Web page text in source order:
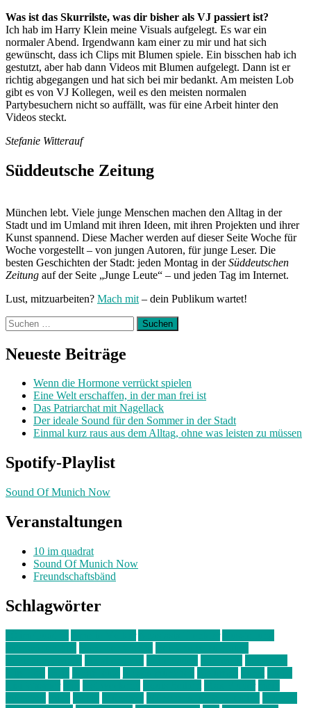
Was ist das Skurrilste, was dir bisher als VJ passiert ist?
Ich hab im Harry Klein meine Visuals aufgelegt. Es war ein
normaler Abend. Irgendwann kam einer zu mir und hat sich
gewünscht, dass ich Clips mit Blumen spiele. Ein bisschen hab ich
gestutzt, aber hab dann Videos mit Blumen aufgelegt. Dann ist er
richtig abgegangen und hat sich bei mir bedankt. Am meisten Lob
gibt es von VJ Kollegen, weil es den meisten normalen
Partybesuchern nicht so auffällt, was für eine Arbeit hinter den
Videos steckt.
Stefanie Witterauf
Süddeutsche Zeitung
München lebt. Viele junge Menschen machen den Alltag in der
Stadt und im Umland mit ihren Ideen, mit ihren Projekten und ihrer
Kunst spannend. Diese Macher werden auf dieser Seite Woche für
Woche vorgestellt – von jungen Autoren, für junge Leser. Die
besten Geschichten der Stadt: jeden Montag in derSüddeutschen
Zeitung auf der Seite „Junge Leute“ – und jeden Tag im Internet.
Lust, mitzuarbeiten? Mach mit – dein Publikum wartet!
Suchen
nach:
Neueste Beiträge
Wenn die Hormone verrückt spielen
Eine Welt erschaffen, in der man frei ist
Das Patriarchat mit Nagellack
Der ideale Sound für den Sommer in der Stadt
Einmal kurz raus aus dem Alltag, ohne was leisten zu müssen
Spotify-Playlist
Sound Of Munich Now
Veranstaltungen
10 im quadrat
Sound Of Munich Now
Freundschaftsbänd
Schlagwörter